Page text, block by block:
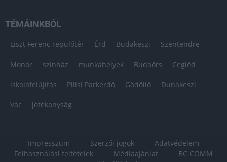
TÉMÁINKBÓL
Liszt Ferenc repülőtér Érd Budakeszi Szentendre
Monor színház munkahelyek Budaörs Cegléd
iskolafelújítás Pilisi Parkerdő Gödöllő Dunakeszi
Vác jótékonyság
Impresszum Szerzői jogok
Adatvédelem
Felhasználási feltételek
Médiaajánlat
BC COMM